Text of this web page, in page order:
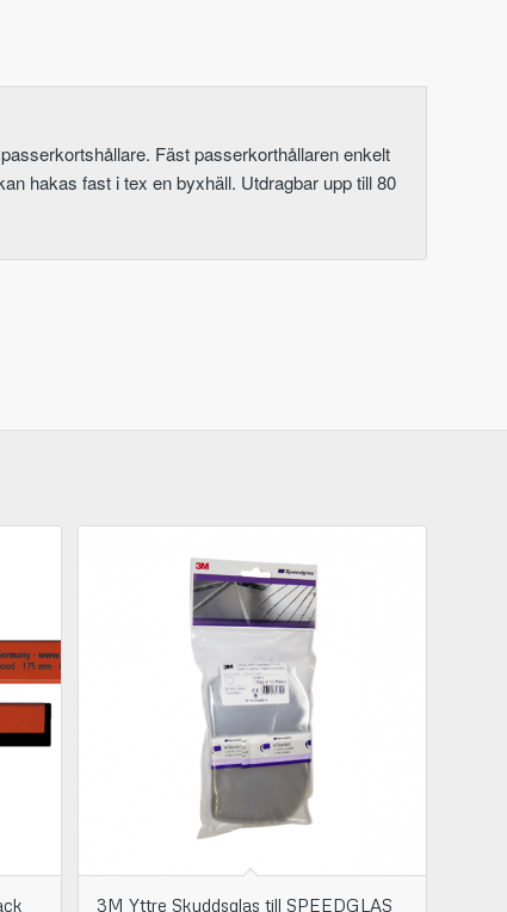
Fäst passerkorthållaren enkelt
hakas fast i tex en byxhäll. Utdragbar upp till 80
3M Yttre Skyddsglas till SPEEDGLAS